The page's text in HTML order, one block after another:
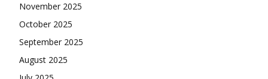
November 2025
October 2025
September 2025
August 2025